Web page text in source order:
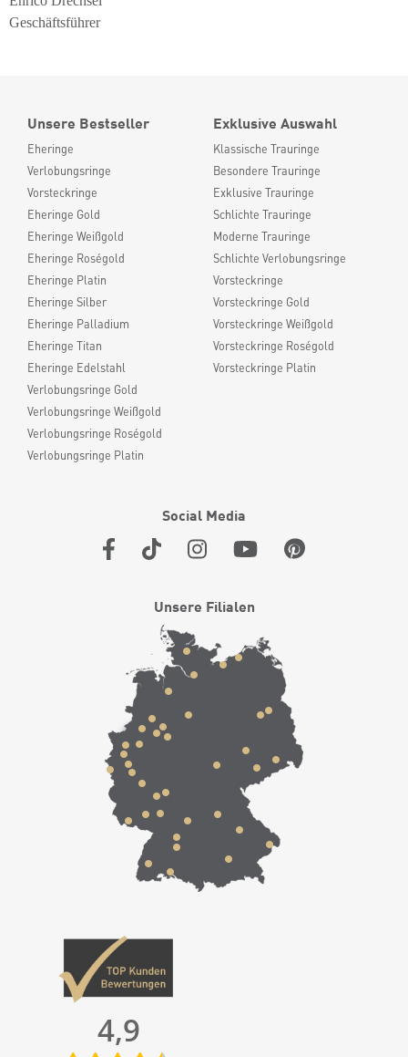
Geschäftsführer
Unsere Bestseller
Eheringe
Verlobungsringe
Vorsteckringe
Eheringe Gold
Eheringe Weißgold
Eheringe Roségold
Eheringe Platin
Eheringe Silber
Eheringe Palladium
Eheringe Titan
Eheringe Edelstahl
Verlobungsringe Gold
Verlobungsringe Weißgold
Verlobungsringe Roségold
Verlobungsringe Platin
Exklusive Auswahl
Klassische Trauringe
Besondere Trauringe
Exklusive Trauringe
Schlichte Trauringe
Moderne Trauringe
Schlichte Verlobungsringe
Vorsteckringe
Vorsteckringe Gold
Vorsteckringe Weißgold
Vorsteckringe Roségold
Vorsteckringe Platin
Social Media
Unsere Filialen
4,9